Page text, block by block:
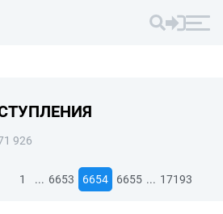
926
1 ... 6653 6654 6655 ... 17193